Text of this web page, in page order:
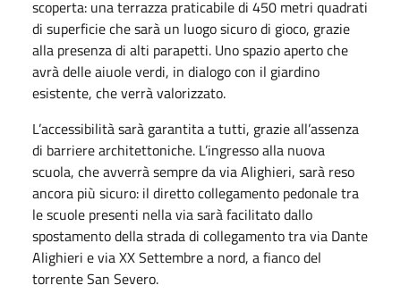
scoperta: una terrazza praticabile di 450 metri quadrati
di superficie che sarà un luogo sicuro di gioco, grazie
alla presenza di alti parapetti. Uno spazio aperto che
avrà delle aiuole verdi, in dialogo con il giardino
esistente, che verrà valorizzato.
L’accessibilità sarà garantita a tutti, grazie all’assenza
di barriere architettoniche. L’ingresso alla nuova
scuola, che avverrà sempre da via Alighieri, sarà reso
ancora più sicuro: il diretto collegamento pedonale tra
le scuole presenti nella via sarà facilitato dallo
spostamento della strada di collegamento tra via Dante
Alighieri e via XX Settembre a nord, a fianco del
torrente San Severo.